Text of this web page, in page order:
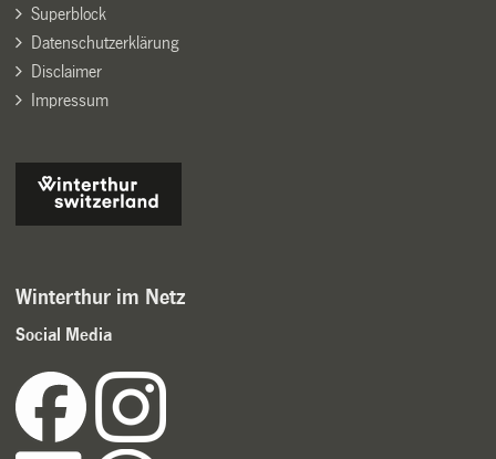
Superblock
Datenschutzerklärung
Disclaimer
Impressum
Winterthur im Netz
Social Media